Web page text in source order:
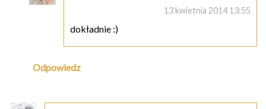
13 kwietnia 2014 13:55
dokładnie :)
Odpowiedz